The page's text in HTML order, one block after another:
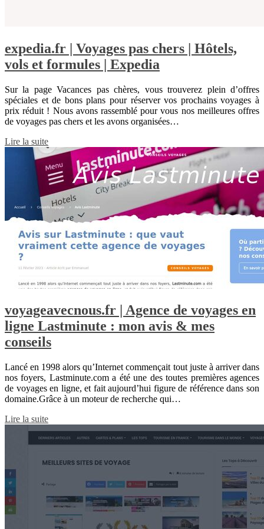
expedia.fr | Voyages pas chers | Hôtels,
vols et formules | Expedia
Sur la page Vacances pas chères, vous trouverez plein d’offres
spéciales et de bons plans pour réserver vos prochains voyages à
prix réduit ! Nous avons rassemblé pour vous nos meilleures offres
de voyages pas chers et les avons organisées…
Lire la suite
voyageavecnous.fr | Agence de voyages en
ligne Lastminute : mon avis & mes
conseils
Lancé en 1998 alors qu’Internet commençait tout juste à arriver dans
nos foyers, Lastminute.com a été une des toutes premières agences
de voyages en ligne, et fait aujourd’hui figure de référence dans son
domaine.Grâce à un moteur de recherche qui…
Lire la suite